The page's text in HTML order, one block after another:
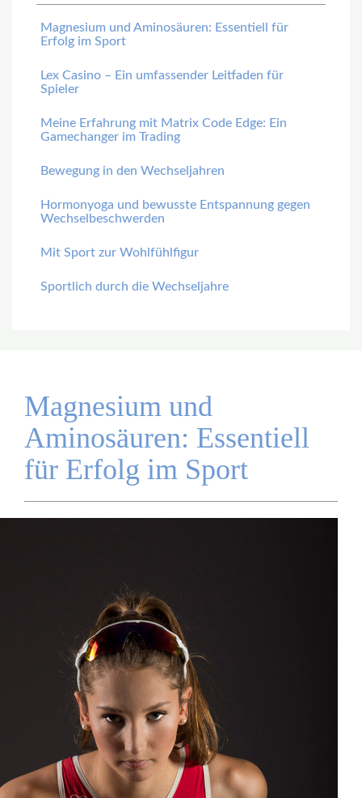
Magnesium und Aminosäuren: Essentiell für
Erfolg im Sport
Lex Casino – Ein umfassender Leitfaden für
Spieler
Meine Erfahrung mit Matrix Code Edge: Ein
Gamechanger im Trading
Bewegung in den Wechseljahren
Hormonyoga und bewusste Entspannung gegen
Wechselbeschwerden
Mit Sport zur Wohlfühlfigur
Sportlich durch die Wechseljahre
Magnesium und
Aminosäuren: Essentiell
für Erfolg im Sport